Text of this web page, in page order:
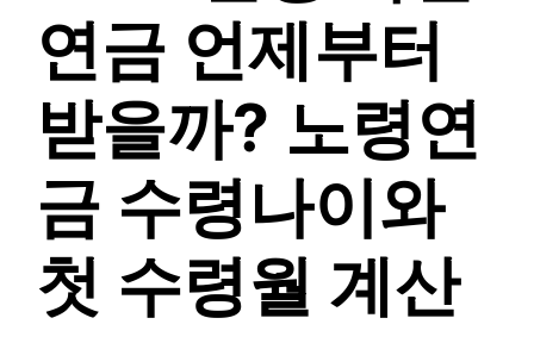
연금 언제부터
받을까? 노령연
금 수령나이와
첫 수령월 계산